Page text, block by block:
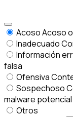
AcosoAcoso
Inadecuado
Información
falsa
Ofensiva
Sospechoso
malware potencial
Otros